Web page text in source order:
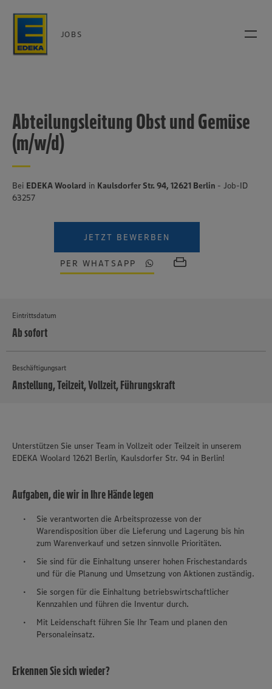
JOBS
Abteilungsleitung Obst und Gemüse
(m/w/d)
Bei EDEKA Woolard in Kaulsdorfer Str. 94, 12621 Berlin - Job-ID
63257
JETZT BEWERBEN
PER WHATSAPP
Eintrittsdatum
Ab sofort
Beschäftigungsart
Anstellung, Teilzeit, Vollzeit, Führungskraft
Unterstützen Sie unser Team in Vollzeit oder Teilzeit in unserem
EDEKA Woolard 12621 Berlin, Kaulsdorfer Str. 94 in Berlin!
Aufgaben, die wir in Ihre Hände legen
Sie verantworten die Arbeitsprozesse von der
Warendisposition über die Lieferung und Lagerung bis hin
zum Warenverkauf und setzen sinnvolle Prioritäten.
Sie sind für die Einhaltung unserer hohen Frischestandards
und für die Planung und Umsetzung von Aktionen zuständig.
Sie sorgen für die Einhaltung betriebswirtschaftlicher
Kennzahlen und führen die Inventur durch.
Mit Leidenschaft führen Sie Ihr Team und planen den
Personaleinsatz.
Erkennen Sie sich wieder?